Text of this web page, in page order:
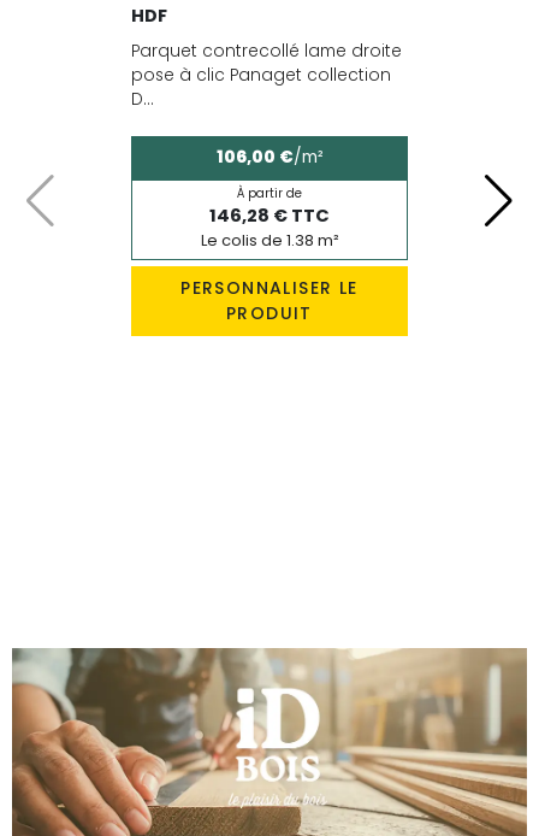
HDF
Parquet contrecollé lame droite
pose à clic Panaget collection
D...
106,00 €/m²
À partir de
146,28 € TTC
Le colis de 1.38 m²
PERSONNALISER LE
PRODUIT
Précédent